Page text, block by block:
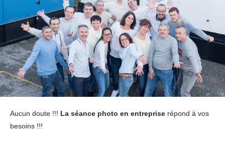
Aucun doute !!! La séance photo en entreprise répond à vos
besoins !!!